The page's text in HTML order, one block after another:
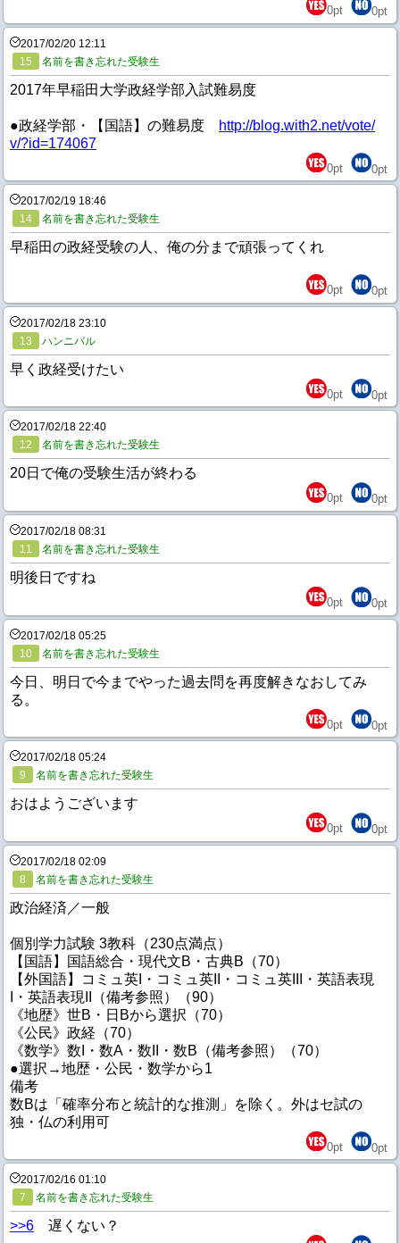
0pt 0pt
2017/02/20 12:11
15
名前を書き忘れた受験生
2017年早稲田大学政経学部入試難易度
●政経学部・【国語】の難易度
http://blog.with2.net/vote/
v/?id=174067
0pt 0pt
2017/02/19 18:46
14
名前を書き忘れた受験生
早稲田の政経受験の人、俺の分まで頑張ってくれ
0pt 0pt
2017/02/18 23:10
13
ハンニバル
早く政経受けたい
0pt 0pt
2017/02/18 22:40
12
名前を書き忘れた受験生
20日で俺の受験生活が終わる
0pt 0pt
2017/02/18 08:31
11
名前を書き忘れた受験生
明後日ですね
0pt 0pt
2017/02/18 05:25
10
名前を書き忘れた受験生
今日、明日で今までやった過去問を再度解きなおしてみ
る。
0pt 0pt
2017/02/18 05:24
9
名前を書き忘れた受験生
おはようございます
0pt 0pt
2017/02/18 02:09
8
名前を書き忘れた受験生
政治経済／一般
個別学力試験 3教科（230点満点）
【国語】国語総合・現代文B・古典B（70）
【外国語】コミュ英I・コミュ英II・コミュ英III・英語表現
I・英語表現II（備考参照）（90）
《地歴》世B・日Bから選択（70）
《公民》政経（70）
《数学》数I・数A・数II・数B（備考参照）（70）
●選択→地歴・公民・数学から1
備考
数Bは「確率分布と統計的な推測」を除く。外はセ試の
独・仏の利用可
0pt 0pt
2017/02/16 01:10
7
名前を書き忘れた受験生
>>6 遅くない？